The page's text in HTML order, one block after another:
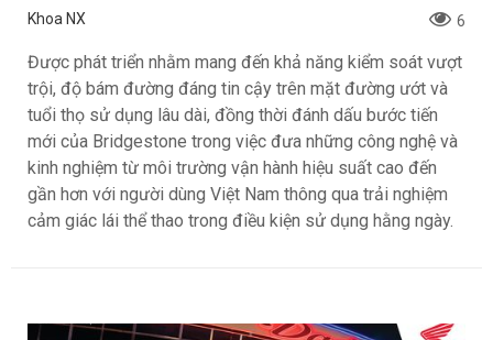
Khoa NX 6
Được phát triển nhằm mang đến khả năng kiểm soát vượt
trội, độ bám đường đáng tin cậy trên mặt đường ướt và
tuổi thọ sử dụng lâu dài, đồng thời đánh dấu bước tiến
mới của Bridgestone trong việc đưa những công nghệ và
kinh nghiệm từ môi trường vận hành hiệu suất cao đến
gần hơn với người dùng Việt Nam thông qua trải nghiệm
cảm giác lái thể thao trong điều kiện sử dụng hằng ngày.